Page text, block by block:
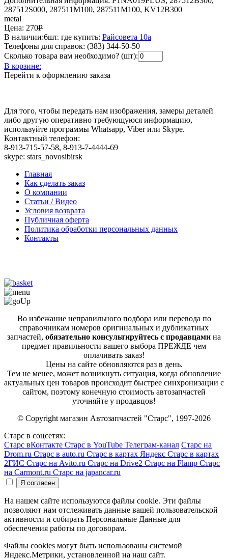
287512S000, 287511M100, 287511M100, KV12B300
metal
Цена: 270Р
В наличии:6шт. где купить: Райсовета 10а
Телефоны для справок: (383) 344-50-50
Сколько товара вам необходимо? (шт):
В корзине:
Перейти к оформлению заказа
Для того, чтобы передать нам изображения, замеры деталей
либо другую оперативно требующуюся информацию,
используйте программы Whatsapp, Viber или Skype.
Контактный телефон:
8-913-715-57-58, 8-913-7-4444-69
skype: stars_novosibirsk
Главная
Как сделать заказ
О компании
Статьи / Видео
Условия возврата
Публичная оферта
Политика обработки персональных данных
Контакты
Во избежание неправильного подбора или перевода по
справочникам номеров оригинальных и дубликатных
запчастей, обязательно консультируйтесь с продавцами на
предмет правильности вашего выбора ПРЕЖДЕ чем
оплачивать заказ!
Цены на сайте обновляются раз в день.
Тем не менее, может возникнуть ситуация, когда обновление
актуальных цен товаров происходит быстрее синхронизации с
сайтом, поэтому конечную стоимость автозапчастей
уточняйте у продавцов!
© Copyright магазин Автозапчастей "Старс", 1997-2026
Старс в соцсетях:
Старс вКонтакте Старс в YouTube Телеграм-канал Старс на
Drom.ru Старс в auto.ru Старс в картах Яндекс Старс в картах
2ГИС Старс на Avito.ru Старс на Drive2 Старс на Flamp Старс
на Carmont.ru Старс на japancar.ru
На нашем сайте используются файлы cookie. Эти файлы
позволяют нам отслеживать данные вашей пользовательской
активности и собирать Персональные Данные для
обеспечения работы по договорам.
Файлы cookies могут быть использованы системой
Яндекс.Метрики, установленной на наш сайт.